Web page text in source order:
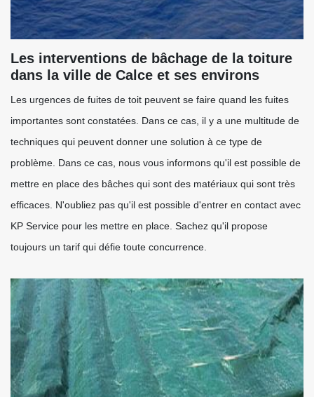
Les interventions de bâchage de la toiture
dans la ville de Calce et ses environs
Les urgences de fuites de toit peuvent se faire quand les fuites
importantes sont constatées. Dans ce cas, il y a une multitude de
techniques qui peuvent donner une solution à ce type de
problème. Dans ce cas, nous vous informons qu'il est possible de
mettre en place des bâches qui sont des matériaux qui sont très
efficaces. N'oubliez pas qu'il est possible d'entrer en contact avec
KP Service pour les mettre en place. Sachez qu'il propose
toujours un tarif qui défie toute concurrence.